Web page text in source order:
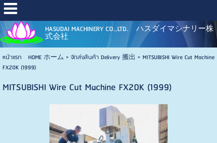
HASUDAI MACHINERY CO.,LTD. ハスダイマシナリー株
式会社
หน้าแรก HOME ホーム > จัดส่งสินค้า Delivery 搬出 > MITSUBISHI Wire Cut Machine
FX20K (1999)
MITSUBISHI Wire Cut Machine FX20K (1999)